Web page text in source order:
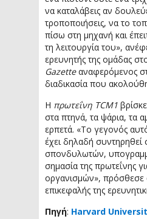
να καταλάβεις αν
τροποποιήσεις, να το
πίσω στη μηχανή και
τη λειτουργία του»,
ερευνητής της ομάδας
Gazetteαναφερόμενος
διαδικασία που
Η πρωτεΐνη TCM1
στα πτηνά, τα ψάρια, τα
ερπετά. «Το γεγονός
έχει δηλαδή συντηρηθεί
σπονδυλωτών,
σημασία της πρωτεΐνης
οργανισμών», πρόσθεσε
επικεφαλής της
Πηγή: Harvard